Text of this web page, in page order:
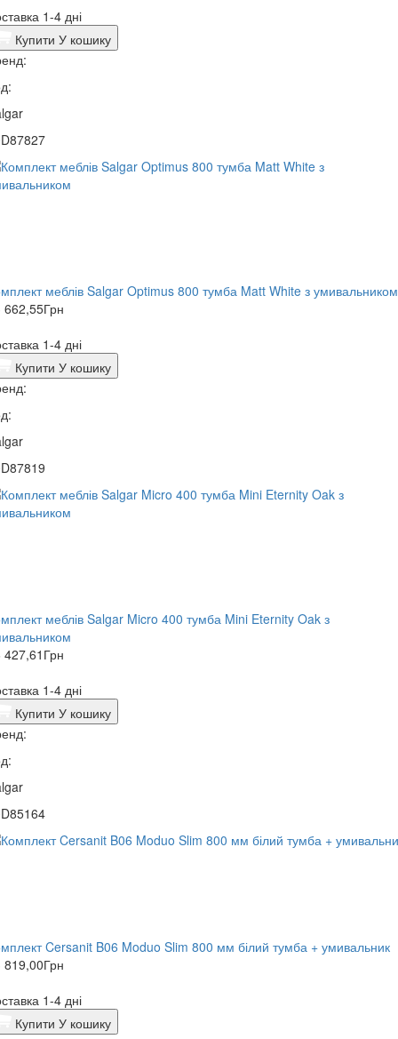
1-4 дні
Купити У кошику
меблів Salgar Optimus 800 тумба Matt White з умивальником
662,55Грн
1-4 дні
Купити У кошику
меблів Salgar Micro 400 тумба Mini Eternity Oak з
427,61 Грн
1-4 дні
Купити У кошику
Cersanit B06 Moduo Slim 800 мм білий тумба + умивальник
819,00Грн
1-4 дні
Купити У кошику